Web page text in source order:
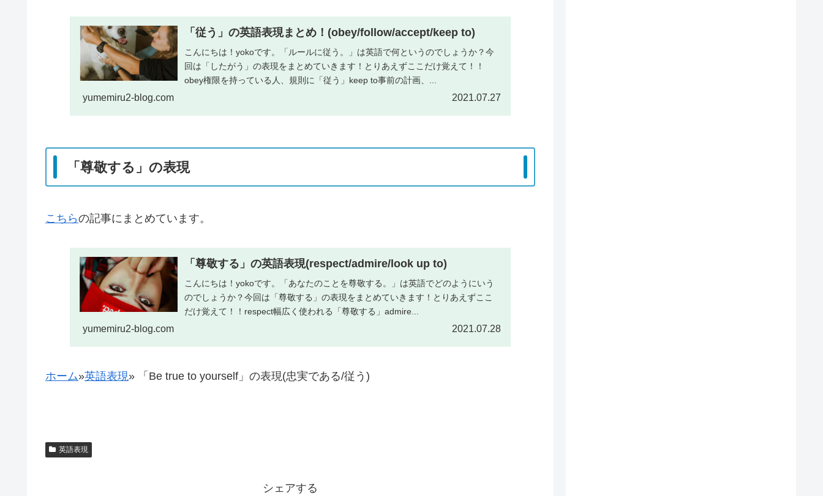
「従う」の英語表現まとめ！(obey/follow/accept/keep to)
こんにちは！yokoです。「ルールに従う。」は英語で何というのでしょうか？今
回は「したがう」の表現をまとめていきます！とりあえずここだけ覚えて！！
obey権限を持っている人、規則に「従う」keep to事前の計画、...
yumemiru2-blog.com 2021.07.27
「尊敬する」の表現
こちらの記事にまとめています。
「尊敬する」の英語表現(respect/admire/look up to)
こんにちは！yokoです。「あなたのことを尊敬する。」は英語でどのようにいう
のでしょうか？今回は「尊敬する」の表現をまとめていきます！とりあえずここ
だけ覚えて！！respect幅広く使われる「尊敬する」admire...
yumemiru2-blog.com 2021.07.28
ホーム»英語表現» 「Be true to yourself」の表現(忠実である/従う)
英語表現
シェアする